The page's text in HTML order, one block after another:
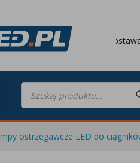
Darmowa dostawa od 649
Wyszukiwarka
produktów
ostrzegawcze LED do